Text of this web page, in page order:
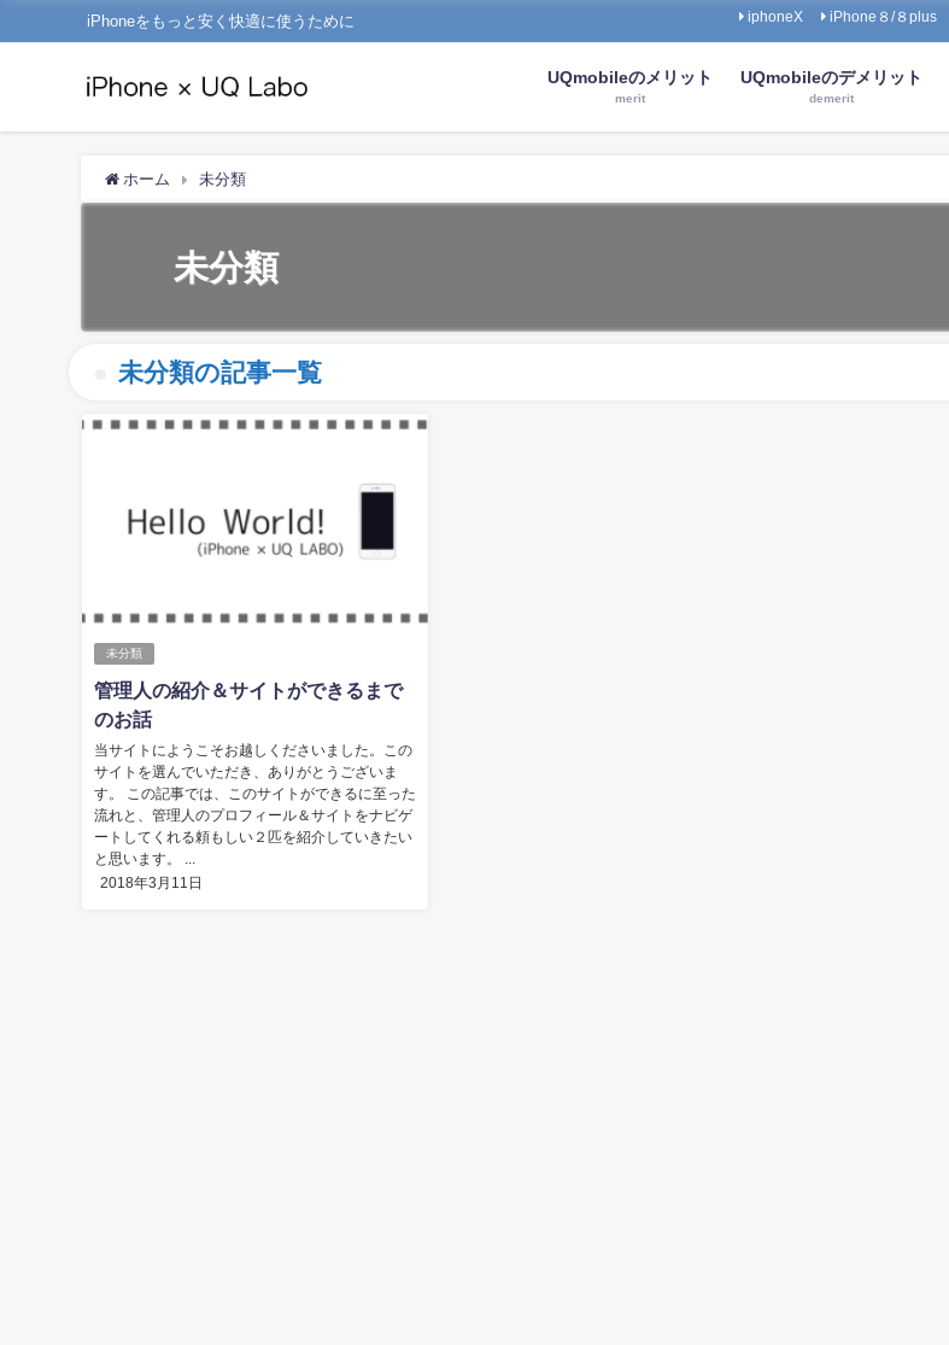
iPhoneをもっと安く快適に使うために iphoneX iPhone８/８plus
UQmobileのメリット
merit
UQmobileのデメリット
demerit
ホーム 未分類
未分類
未分類の記事一覧
未分類
管理人の紹介＆サイトができるまで
のお話
当サイトにようこそお越しくださいました。この
サイトを選んでいただき、ありがとうございま
す。 この記事では、このサイトができるに至った
流れと、管理人のプロフィール＆サイトをナビゲ
ートしてくれる頼もしい２匹を紹介していきたい
と思います。 ...
2018年3月11日